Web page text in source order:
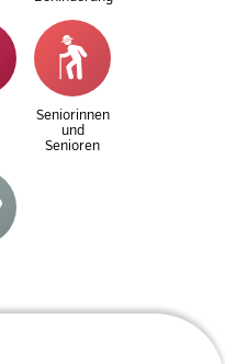
Seniorinnen
und
Senioren